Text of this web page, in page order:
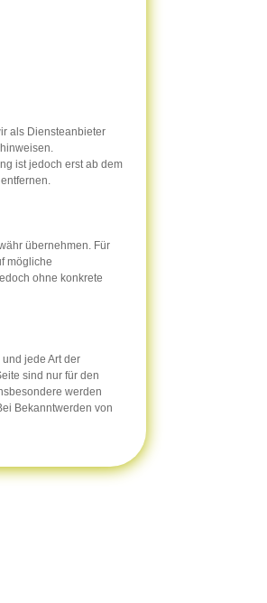
als Diensteanbieter
ist jedoch erst ab dem
übernehmen. Für
mögliche
ohne konkrete
jede Art der
sind nur für den
werden
Bekanntwerden von